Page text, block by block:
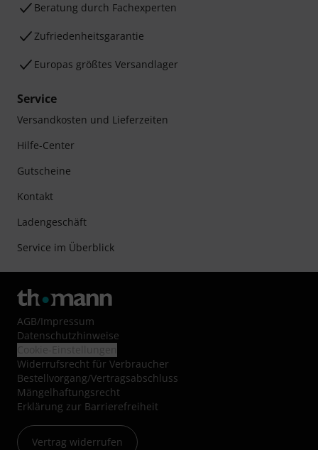
Beratung durch Fachexperten
Zufriedenheitsgarantie
Europas größtes Versandlager
Service
Versandkosten und Lieferzeiten
Hilfe-Center
Gutscheine
Kontakt
Ladengeschäft
Service im Überblick
AGB/Impressum
Datenschutzhinweise
Widerrufsrecht für Verbraucher
Bestellvorgang/Vertragsabschluss
Mängelhaftungsrecht
Erklärung zur Barrierefreiheit
Vertrag widerrufen